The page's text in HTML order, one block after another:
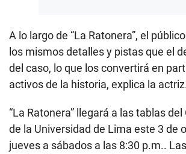
A lo largo de “La Ratonera”, el
los mismos detalles y pistas que el
del caso, lo que los convertirá en
activos de la historia, explica la
“La Ratonera” llegará a las tablas
de la Universidad de Lima este 3 de
jueves a sábados a las 8:30 p.m..